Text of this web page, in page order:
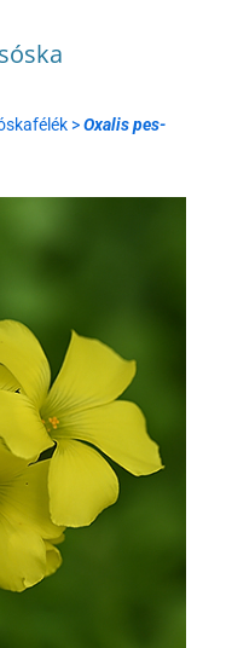
>Oxalis pes-